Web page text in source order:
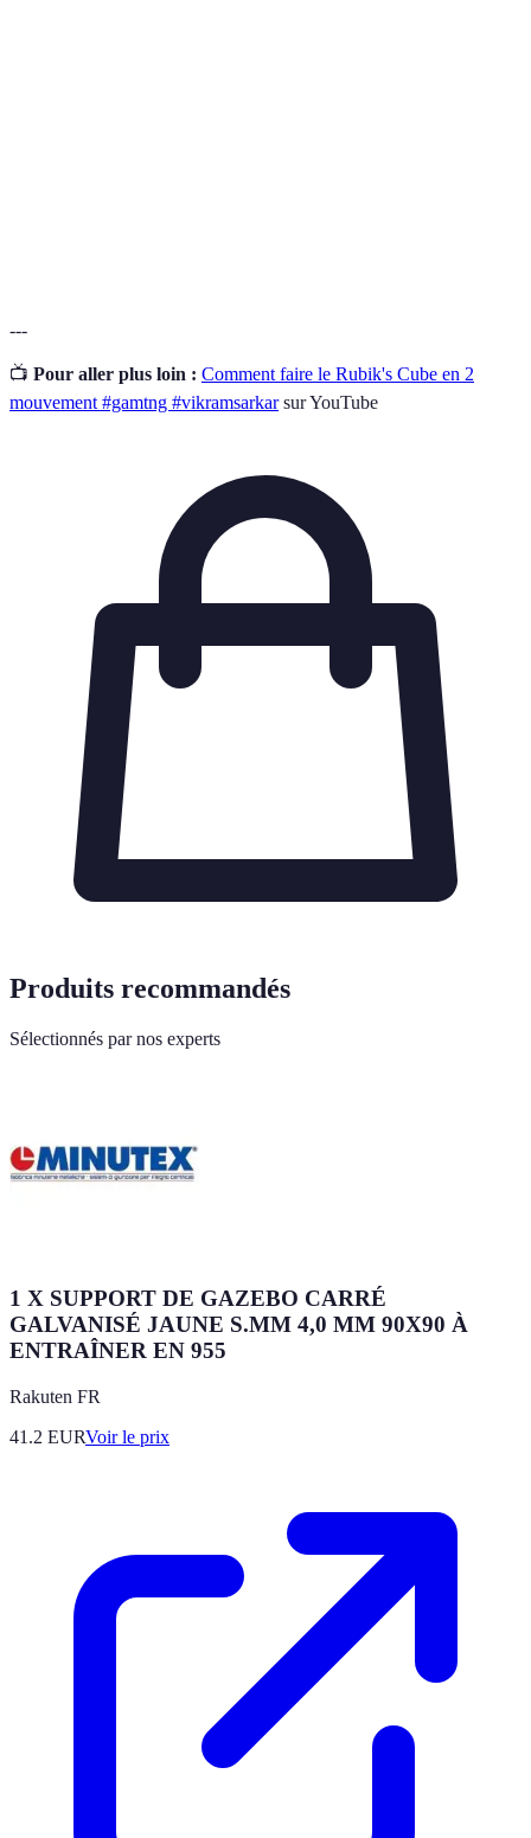
---
📺 Pour aller plus loin : Comment faire le Rubik's Cube en 2
mouvement #gamtng #vikramsarkarsur YouTube
Produits recommandés
Sélectionnés par nos experts
1 X SUPPORT DE GAZEBO CARRÉ
GALVANISÉ JAUNE S.MM 4,0 MM 90X90 À
ENTRAÎNER EN 955
Rakuten FR
41.2 EURVoir le prix